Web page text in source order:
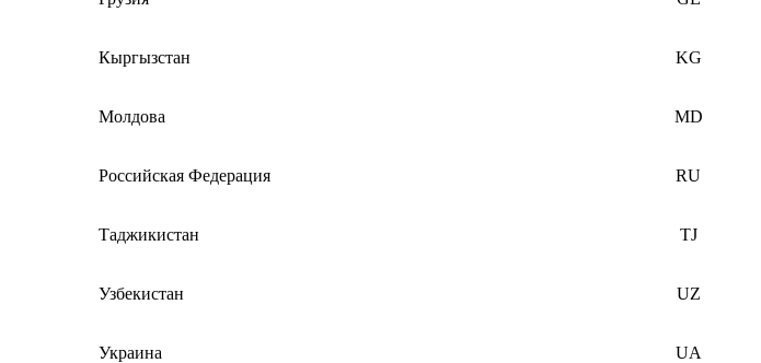
Кыргызстан KG
Молдова MD
Российская Федерация RU
Таджикистан TJ
Узбекистан UZ
Украина UA